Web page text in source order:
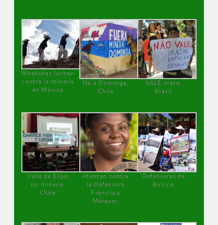
Wirakutas luchan
contra la minería
en México
No a Dominga,
Chile
VALE mata,
Brasil
Valle de Elqui
sin minería.
Chile
Atentan contra
la Defensora
Francisca
Márquez
Defensoras de
Bolivia